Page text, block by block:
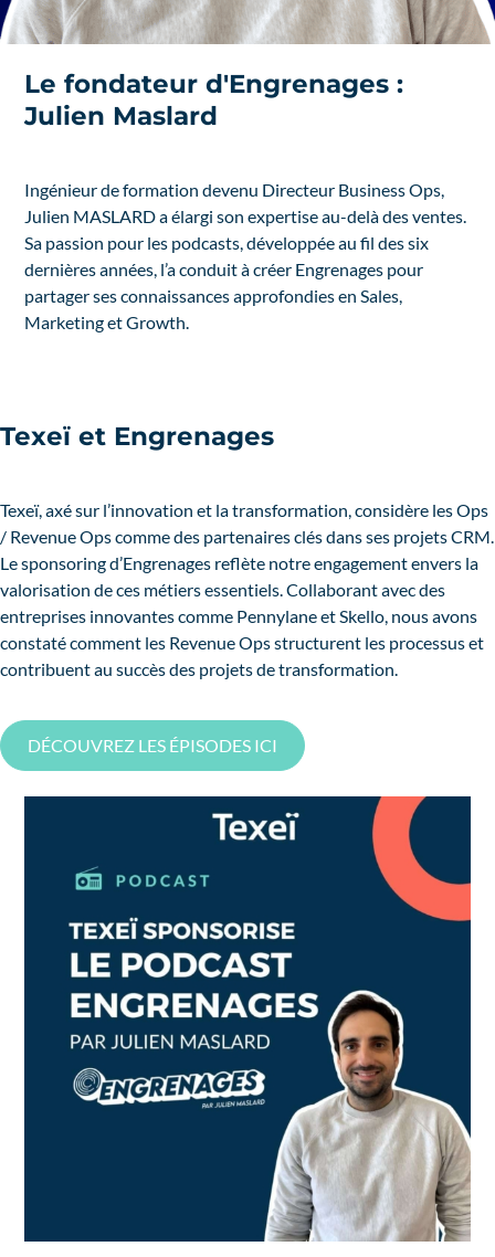
Le fondateur d'Engrenages :
Julien Maslard
Ingénieur de formation devenu Directeur Business Ops,
Julien MASLARD a élargi son expertise au-delà des ventes.
Sa passion pour les podcasts, développée au fil des six
dernières années, l’a conduit à créer Engrenages pour
partager ses connaissances approfondies en Sales,
Marketing et Growth.
Texeï et Engrenages
Texeï, axé sur l’innovation et la transformation, considère les Ops
/ Revenue Ops comme des partenaires clés dans ses projets CRM.
Le sponsoring d’Engrenages reflète notre engagement envers la
valorisation de ces métiers essentiels. Collaborant avec des
entreprises innovantes comme Pennylane et Skello, nous avons
constaté comment les Revenue Ops structurent les processus et
contribuent au succès des projets de transformation.
DÉCOUVREZ LES ÉPISODES ICI